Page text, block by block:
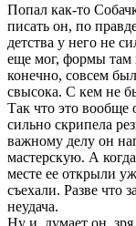
Попал как-то
писать он, по
детства у него не
еще мог, формы там
конечно, совсем
свысока. С кем не
Так что это вообще
сильно скрипела
важному делу он
мастерскую. А
месте ее открыли
съехали. Разве что
неудача.
Ну и, думает он,